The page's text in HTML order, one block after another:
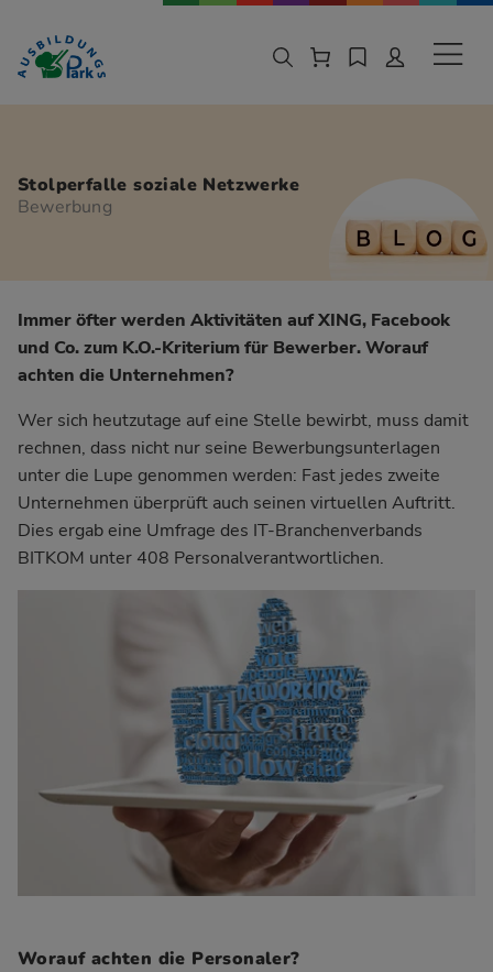
Zur Navigation springen
Zu den Hauptinhalten springen
Stolperfalle soziale Netzwerke
Bewerbung
Immer öfter werden Aktivitäten auf XING, Facebook
und Co. zum K.O.-Kriterium für Bewerber. Worauf
achten die Unternehmen?
Wer sich heutzutage auf eine Stelle bewirbt, muss damit
rechnen, dass nicht nur seine Bewerbungsunterlagen
unter die Lupe genommen werden: Fast jedes zweite
Unternehmen überprüft auch seinen virtuellen Auftritt.
Dies ergab eine Umfrage des IT-Branchenverbands
BITKOM unter 408 Personalverantwortlichen.
Worauf achten die Personaler?